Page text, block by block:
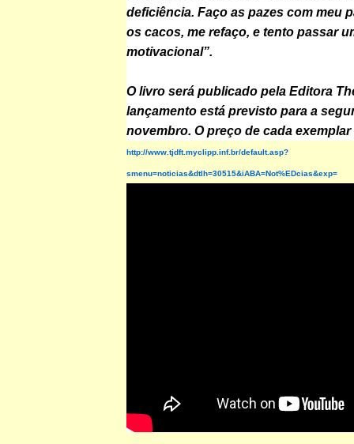
deficiência. Faço as pazes com meu
os cacos, me refaço, e tento passar
motivacional”.
O livro será publicado pela Editora
lançamento está previsto para a
novembro. O preço de cada exemplar
http://www.tjdft.myclipp.inf.br/default.asp?
smenu=noticias&dtlh=30515&iABA=Not%EDcias&exp=